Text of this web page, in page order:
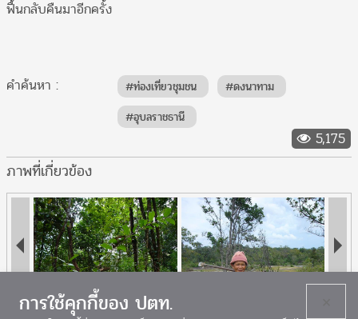
ฟื้นกลับคืนมาอีกครั้ง
คำค้นหา : #ท่องเที่ยวชุมชน
#ดงนาทาม
#อุบลราชธานี
5,175
ภาพที่เกี่ยวข้อง
การใช้คุกกี้ของ ปตท.